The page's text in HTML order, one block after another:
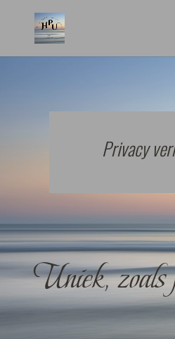
Privacy
Uniek, zoals